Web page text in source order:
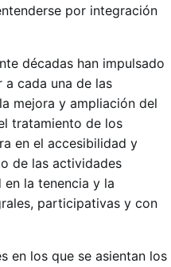
por integración
décadas han impulsado
cada una de las
mejora y ampliación del
tratamiento de los
en el accesibilidad y
de las actividades
la tenencia y la
participativas y con
en los que se asientan los